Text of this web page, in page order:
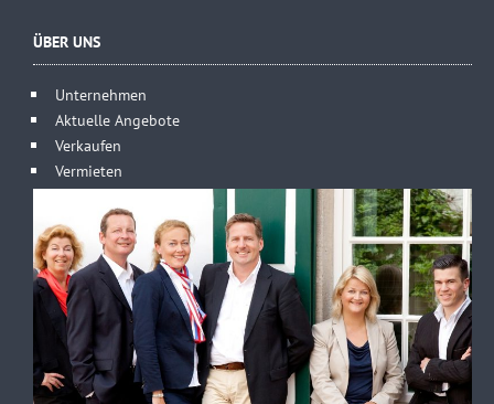
ÜBER UNS
Unternehmen
Aktuelle Angebote
Verkaufen
Vermieten